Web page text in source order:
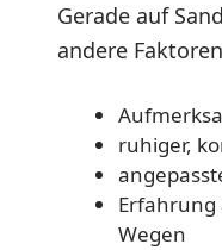
Gerade auf
andere
ruhiger,
Wegen